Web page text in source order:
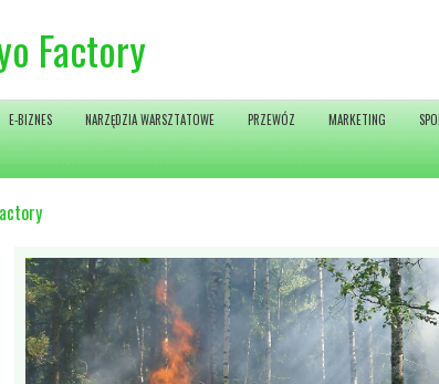
Factory
E-BIZNES NARZĘDZIA WARSZTATOWE PRZEWÓZ MARKETING